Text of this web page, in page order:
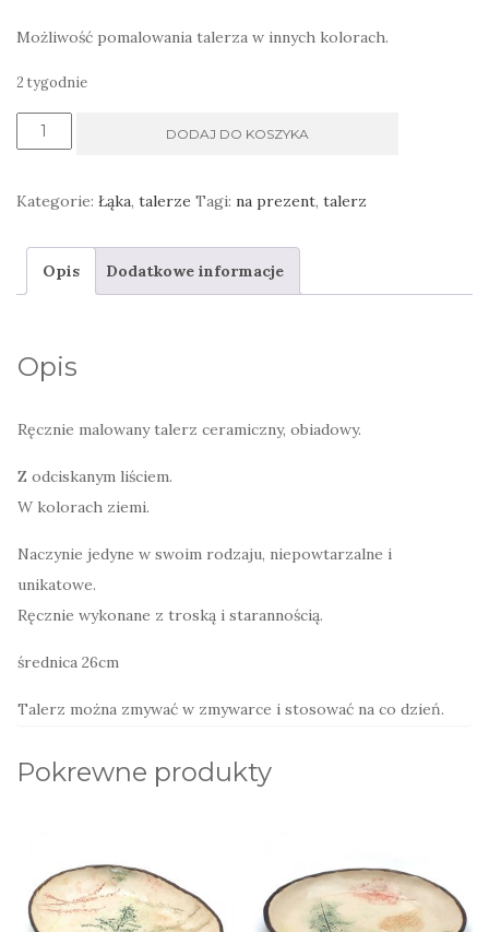
Możliwość pomalowania talerza w innych kolorach.
2 tygodnie
ilość
liściem
kasztana
III
DODAJ DO KOSZYKA
Kategorie: Łąka, talerze Tagi: na prezent, talerz
Opis Dodatkowe informacje
Opis
Ręcznie malowany talerz ceramiczny, obiadowy.
Z odciskanym liściem.
W kolorach ziemi.
Naczynie jedyne w swoim rodzaju, niepowtarzalne i
unikatowe.
Ręcznie wykonane z troską i starannością.
średnica 26cm
Talerz można zmywać w zmywarce i stosować na co dzień.
Pokrewne produkty